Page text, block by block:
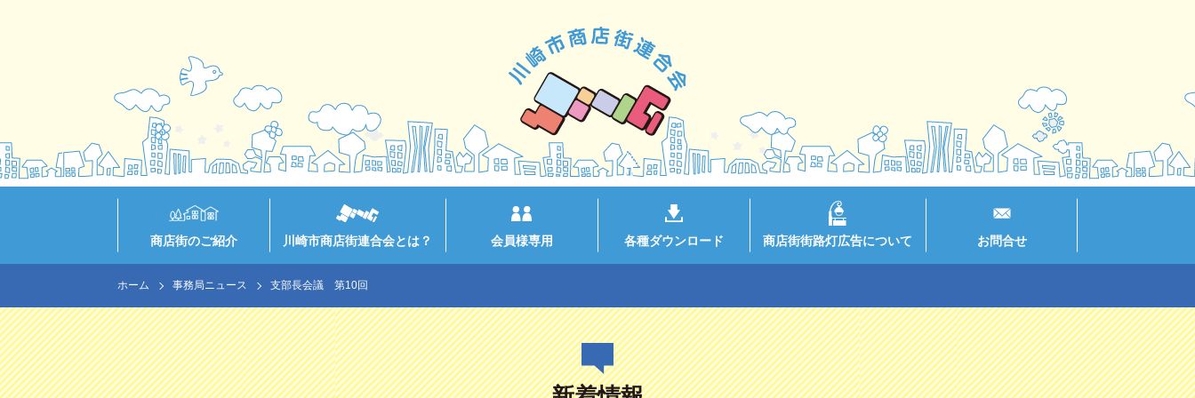
商店街のご紹介 川崎市商店街連合会とは？ 会員様専用 各種ダウンロード 商店街街路灯広告について お問合せ
ホーム 事務局ニュース 支部長会議 第10回